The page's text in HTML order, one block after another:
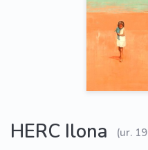
HERC Ilona (ur.